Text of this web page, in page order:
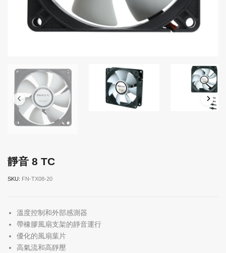
靜音 8 TC
SKU: FN-TX08-20
溫度控制和外部感測器
帶橡膠風扇支架的靜音運行
優化的風扇葉片
高氣流和高靜壓